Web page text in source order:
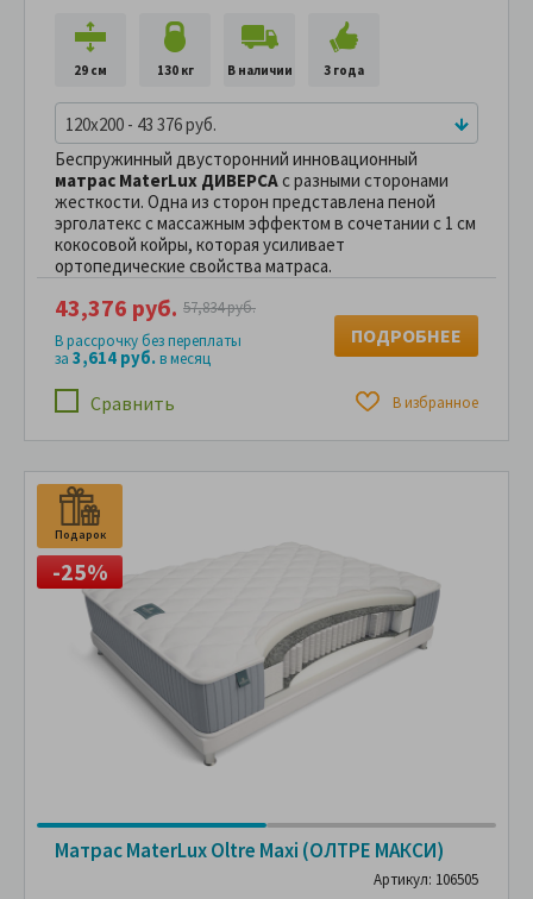
29 см 130 кг В наличии 3 года
120x200 - 43 376 руб.
Беспружинный двусторонний инновационный
матрас MaterLux ДИВЕРСАс разными сторонами
жесткости. Одна из сторон представлена пеной
эрголатекс с массажным эффектом в сочетании c 1 см
кокосовой койры, которая усиливает
ортопедические свойства матраса.
Сравнить В избранное
43,376 руб. 57,834 руб.
В рассрочку без переплаты
за 3,614 руб.в месяц
ПОДРОБНЕЕ
Подарок
-25%
Матрас MaterLux Oltre Maxi (ОЛТРЕ МАКСИ)
Артикул: 106505